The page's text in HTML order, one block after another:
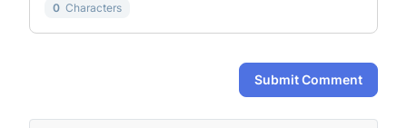
0 Characters
Submit Comment